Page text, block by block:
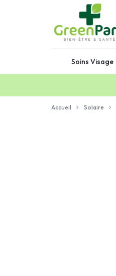
GREENPARA
Parapharmacie
Maroc
Soins Visage
Accueil Solaire